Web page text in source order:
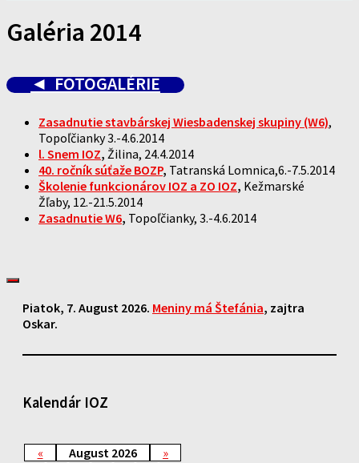
Galéria 2014
◄FOTOGALÉRIE
Zasadnutie stavbárskej Wiesbadenskej skupiny (W6),
Topoľčianky 3.-4.6.2014
l. Snem IOZ, Žilina, 24.4.2014
40. ročník súťaže BOZP, Tatranská Lomnica,6.-7.5.2014
Školenie funkcionárov IOZ a ZO IOZ, Kežmarské
Žľaby, 12.-21.5.2014
Zasadnutie W6, Topoľčianky, 3.-4.6.2014
Piatok, 7. August 2026. Meniny má Štefánia, zajtra
Oskar.
Kalendár IOZ
« August 2026 »